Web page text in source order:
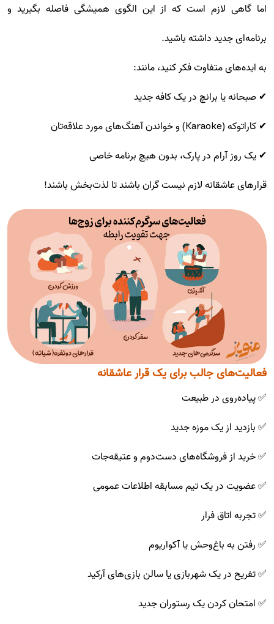
اما گاهی لازم است که از این الگوی همیشگی فاصله بگیرید و
برنامه‌ای جدید داشته باشید.
به ایده‌های متفاوت فکر کنید، مانند:
✔ صبحانه یا برانچ در یک کافه جدید
✔ کاراتوکه (Karaoke) و خواندن آهنگ‌های مورد علاقه‌تان
✔ یک روز آرام در پارک، بدون هیچ برنامه خاصی
قرارهای عاشقانه لازم نیست گران باشند تا لذت‌بخش باشند!
فعالیت‌های جالب برای یک قرار عاشقانه
✅ پیاده‌روی در طبیعت
✅ بازدید از یک موزه جدید
✅ خرید از فروشگاه‌های دست‌دوم و عتیقه‌جات
✅ عضویت در یک تیم مسابقه اطلاعات عمومی
✅ تجربه اتاق فرار
✅ رفتن به باغ‌وحش یا آکواریوم
✅ تفریح در یک شهربازی یا سالن بازی‌های آرکید
✅ امتحان کردن یک رستوران جدید